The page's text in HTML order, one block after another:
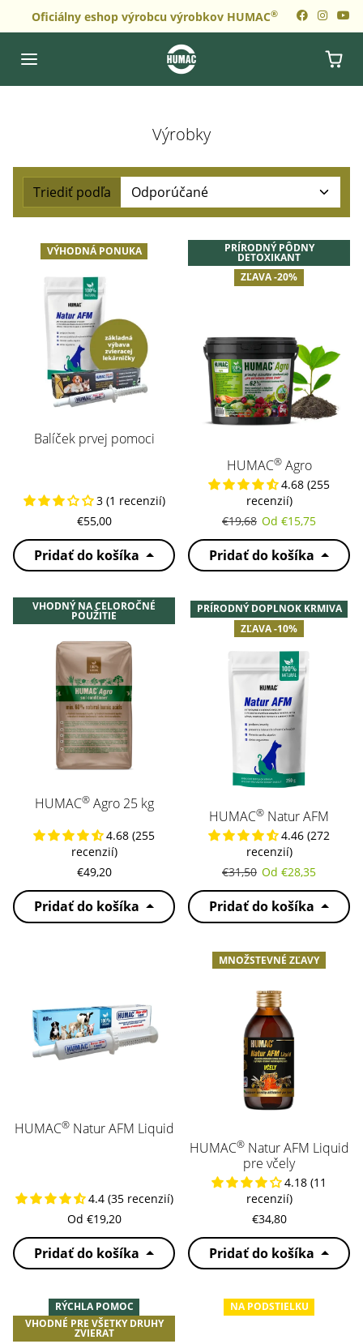
Preskočiť na obsah
Oficiálny eshop výrobcu výrobkov HUMAC®
Výrobky
Triediť podľa
Zoradené podľa:
VÝHODNÁ PONUKA
Balíček prvej pomoci
3 (1 recenzií)
€55,00
Pridať do košíka
PRÍRODNÝ PÔDNY
DETOXIKANT
ZĽAVA -20%
HUMAC®Agro
4.68 (255
recenzií)
Normálna cena
€19,68 Zľavnená cena
Od €15,75
Pridať do košíka
VHODNÝ NA CELOROČNÉ
POUŽITIE
HUMAC®Agro 25 kg
4.68 (255
recenzií)
€49,20
Pridať do košíka
PRÍRODNÝ DOPLNOK KRMIVA
ZĽAVA -10%
HUMAC® Natur AFM
4.46 (272
recenzií)
Normálna cena
€31,50 Zľavnená cena
Od €28,35
Pridať do košíka
HUMAC®Natur AFM Liquid
4.4 (35 recenzií)
Od €19,20
Pridať do košíka
MNOŽSTEVNÉ ZĽAVY
HUMAC®Natur AFM Liquid
pre včely
4.18 (11
recenzií)
€34,80
Pridať do košíka
RÝCHLA POMOC
VHODNÉ PRE VŠETKY DRUHY
ZVIERAT
NA PODSTIELKU